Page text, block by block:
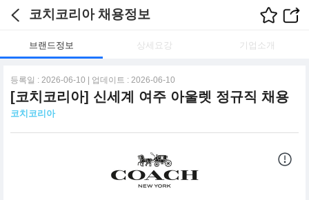
코치코리아 채용정보
브랜드정보 상세요강 기업소개
등록일 : 2026-06-10 | 업데이트 : 2026-06-10
[코치코리아] 신세계 여주 아울렛 정규직 채용
코치코리아